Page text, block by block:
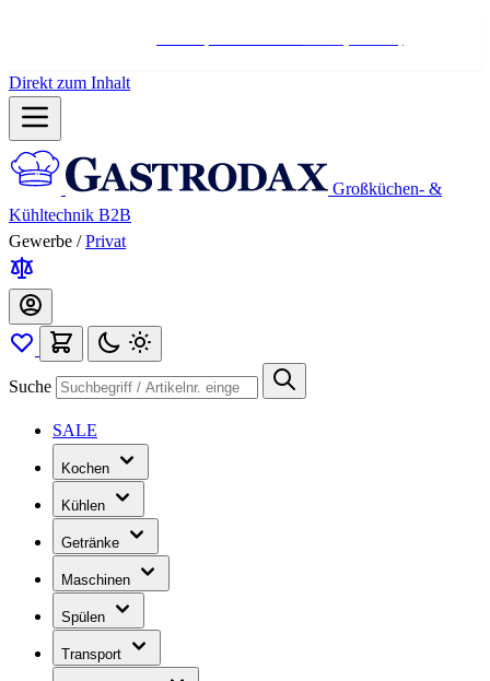
Direkt zum Inhalt
Großküchen- &
Kühltechnik B2B
Gewerbe / Privat
Suche
SALE
Kochen
Kühlen
Getränke
Maschinen
Spülen
Transport